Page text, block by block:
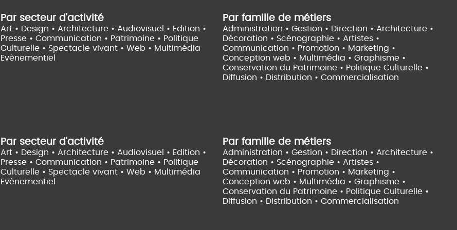
Par secteur d'activité
Art • Design • Architecture • Audiovisuel • Edition •
Presse • Communication • Patrimoine • Politique
Culturelle • Spectacle vivant • Web • Multimédia
Evènementiel
Par famille de métiers
Administration • Gestion • Direction • Architecture •
Décoration • Scénographie • Artistes •
Communication • Promotion • Marketing •
Conception web • Multimédia • Graphisme •
Conservation du Patrimoine • Politique Culturelle •
Diffusion • Distribution • Commercialisation
Par secteur d'activité
Art • Design • Architecture • Audiovisuel • Edition •
Presse • Communication • Patrimoine • Politique
Culturelle • Spectacle vivant • Web • Multimédia
Evènementiel
Par famille de métiers
Administration • Gestion • Direction • Architecture •
Décoration • Scénographie • Artistes •
Communication • Promotion • Marketing •
Conception web • Multimédia • Graphisme •
Conservation du Patrimoine • Politique Culturelle •
Diffusion • Distribution • Commercialisation